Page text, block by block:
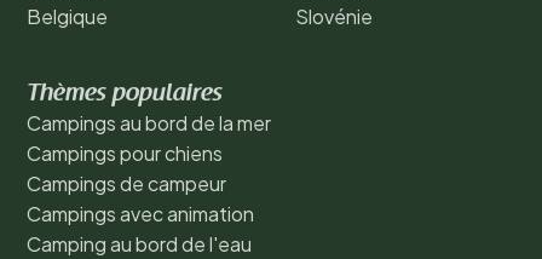
Belgique
Slovénie
Thèmes populaires
Campings au bord de la mer
Campings pour chiens
Campings de campeur
Campings avec animation
Camping au bord de l'eau